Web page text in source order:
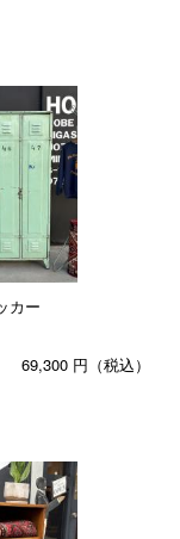
カー
69,300 円（税込）